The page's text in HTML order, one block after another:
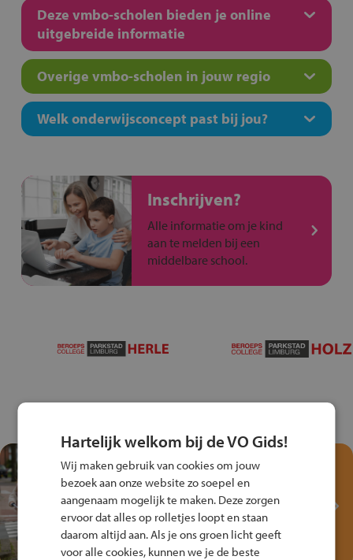
Deze vmbo-scholen bieden je online
uitgebreide informatie
Overige vmbo-scholen in jouw regio
Welk onderwijsconcept past bij jou?
Inschrijven?
Alle informatie om je kind
aan te melden bij een
middelbare school.
Test je kennis met het
Fiets Veilig
Verkeersspel!
Speel het Fiets Veilig Verkeersspel
en win een Cortina-fiets!
Hartelijk welkom bij de VO Gids!
Wij maken gebruik van cookies om jouw
bezoek aan onze website zo soepel en
aangenaam mogelijk te maken. Deze zorgen
ervoor dat alles op rolletjes loopt en staan
daarom altijd aan. Als je ons groen licht geeft
voor alle cookies, kunnen we je de beste